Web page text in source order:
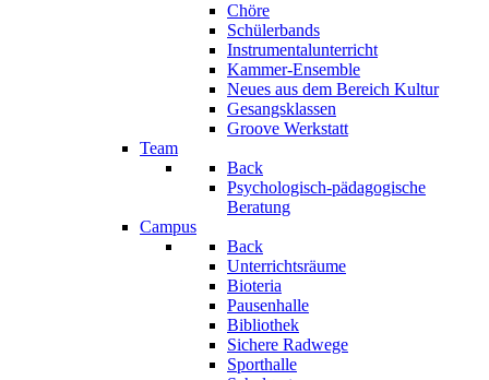
Chöre
Schülerbands
Instrumentalunterricht
Kammer-Ensemble
Neues aus dem Bereich Kultur
Gesangsklassen
Groove Werkstatt
Team
Back
Psychologisch-pädagogische
Beratung
Campus
Back
Unterrichtsräume
Bioteria
Pausenhalle
Bibliothek
Sichere Radwege
Sporthalle